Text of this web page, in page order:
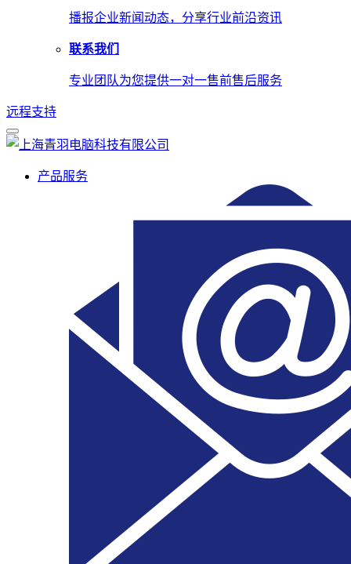
播报企业新闻动态，分享行业前沿资讯
联系我们
专业团队为您提供一对一售前售后服务
远程支持
产品服务